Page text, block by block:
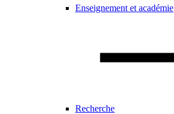
Enseignement et académie
Recherche